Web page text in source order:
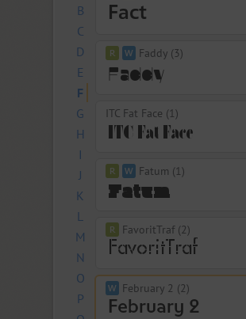
B
C
D
E
F
G
H
I
J
K
L
M
N
O
P
Faddy (3)
ITC Fat Face (1)
Fatum (1)
FavoritTraf (2)
February 2 (2)